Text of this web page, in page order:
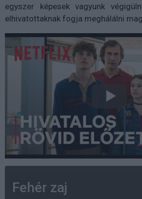
egyszer képesek vagyunk
elhivatottaknak fogja meghálálni
Fehér zaj